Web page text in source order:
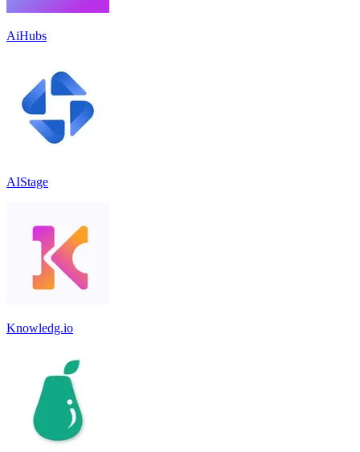
AiHubs
AIStage
Knowledg.io